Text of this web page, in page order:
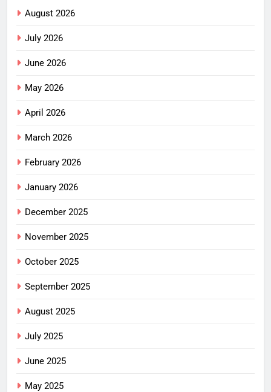
August 2026
July 2026
June 2026
May 2026
April 2026
March 2026
February 2026
January 2026
December 2025
November 2025
October 2025
September 2025
August 2025
July 2025
June 2025
May 2025